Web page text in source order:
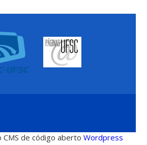
CMS de código abertoWordpress